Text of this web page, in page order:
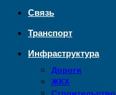
Связь
Транспорт
Инфраструктура
Дороги
ЖКХ